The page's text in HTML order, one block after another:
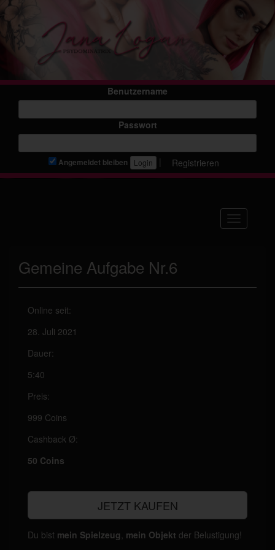
Benutzername
Passwort
Angemeldet bleiben | Registrieren
Gemeine Aufgabe Nr.6
Online seit:
28. Juli 2021
Dauer:
5:40
Preis:
999 Coins
Cashback Ø:
50 Coins
JETZT KAUFEN
Du bist mein Spielzeug, mein Objekt der Belustigung!